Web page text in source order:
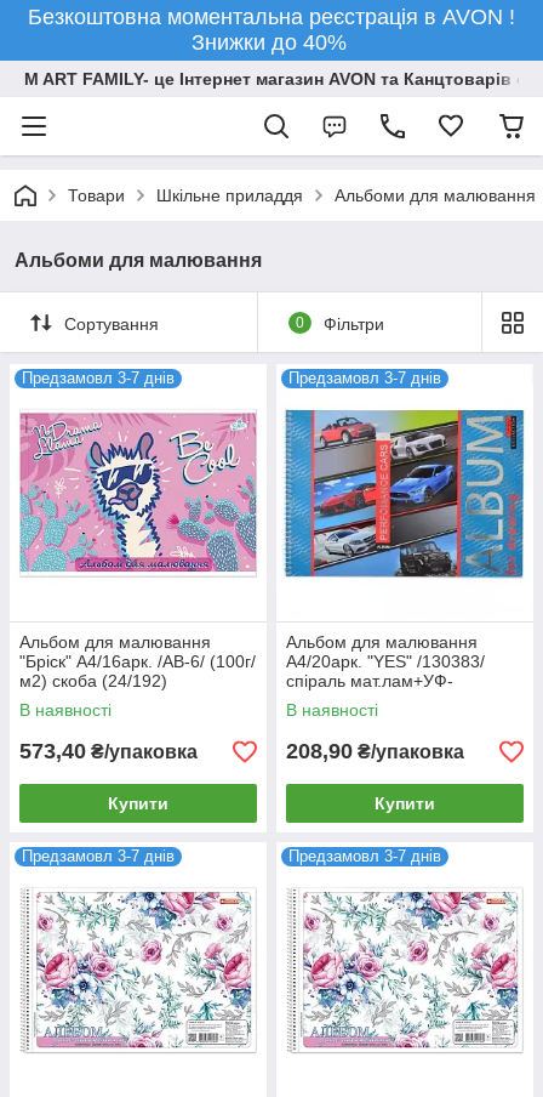
Безкоштовна моментальна реєстрація в AVON !
Знижки до 40%
M ART FAMILY- це Інтернет магазин AVON та Канцтоварів
Товари Шкільне приладдя Альбоми для малювання
Альбоми для малювання
Сортування 0 Фільтри
Предзамовл 3-7 днів
Альбом для малювання
"Бріск" А4/16арк. /АВ-6/ (100г/
м2) скоба (24/192)
В наявності
573,40 ₴/упаковка
Купити
Предзамовл 3-7 днів
Альбом для малювання
А4/20арк. "YES" /130383/
спіраль мат.лам+УФ-
виб+фол сріб, Performance
cars, 100гр/м, (3/108)
В наявності
208,90 ₴/упаковка
Купити
Предзамовл 3-7 днів Предзамовл 3-7 днів